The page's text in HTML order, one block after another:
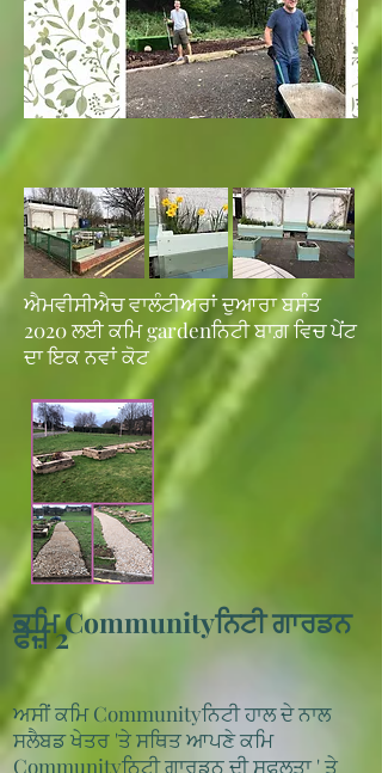
ਐਮਵੀਸੀਐਚ ਵਾਲੰਟੀਅਰਾਂ ਦੁਆਰਾ ਬਸੰਤ
2020 ਲਈ ਕਮਿ gardenਨਿਟੀ ਬਾਗ਼ ਵਿਚ ਪੇਂਟ
ਦਾ ਇਕ ਨਵਾਂ ਕੋਟ
ਕਮਿ Communityਨਿਟੀ ਗਾਰਡਨ
ਫੇਜ਼ 2
ਅਸੀਂ ਕਮਿ Communityਨਿਟੀ ਹਾਲ ਦੇ ਨਾਲ
ਸਲੈਬਡ ਖੇਤਰ 'ਤੇ ਸਥਿਤ ਆਪਣੇ ਕਮਿ
Communityਨਿਟੀ ਗਾਰਡਨ ਦੀਸਫਲਤਾ' ਤੇ